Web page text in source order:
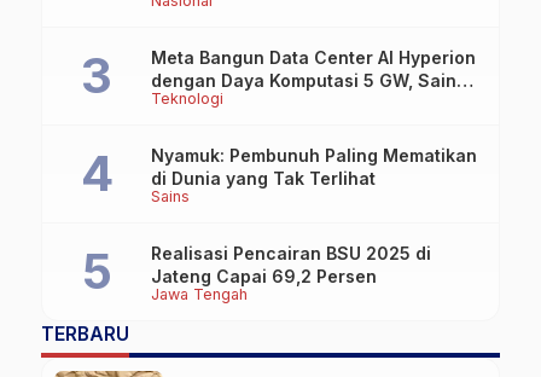
Teknologi
Meta Bangun Data Center AI Hyperion
dengan Daya Komputasi 5 GW, Saingi
OpenAI dan Google
Sains
Nyamuk: Pembunuh Paling Mematikan
di Dunia yang Tak Terlihat
Jawa Tengah
Realisasi Pencairan BSU 2025 di
Jateng Capai 69,2 Persen
TERBARU